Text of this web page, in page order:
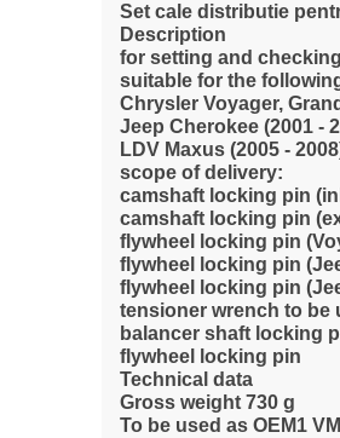
Set cale distributie
Description
for setting and
suitable for the
Chrysler Voyager,
Jeep Cherokee (2001 -
LDV Maxus (2005 -
scope of delivery:
camshaft locking pin
camshaft locking pin
flywheel locking pin
flywheel locking pin
flywheel locking pin
tensioner wrench to be
balancer shaft locking
flywheel locking pin
Technical data
Gross weight 730 g
To be used as OEM1